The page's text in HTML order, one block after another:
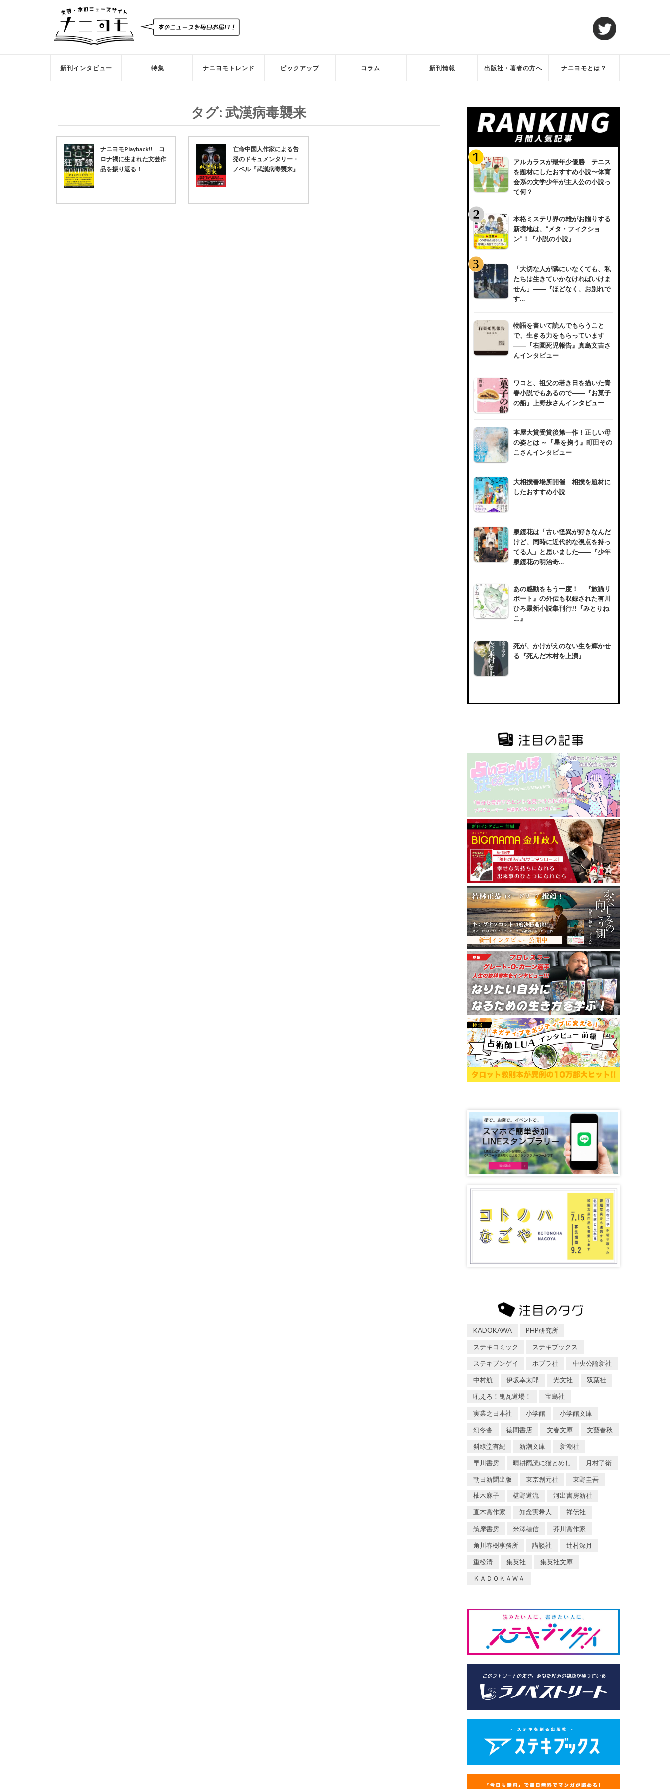
新刊インタビュー 特集 ナニヨモトレンド ピックアップ コラム 新刊情報 出版社・著者の方へ ナニヨモとは？
タグ:武漢病毒襲来
ナニヨモPlayback!! コ
ロナ禍に生まれた文芸作
品を振り返る！
亡命中国人作家による告
発のドキュメンタリー・
ノベル『武漢病毒襲来』
アルカラスが最年少優勝 テニス
を題材にしたおすすめ小説〜体育
会系の文学少年が主人公の小説っ
て何？
本格ミステリ界の雄がお贈りする
新境地は、“メタ・フィクショ
ン”！『小説の小説』
「大切な人が隣にいなくても、私
たちは生きていかなければいけま
せん」――『ほどなく、お別れで
す…
物語を書いて読んでもらうこと
で、生きる力をもらっています
――『右園死児報告』真島文吉さ
んインタビュー
ワコと、祖父の若き日を描いた青
春小説でもあるので――『お菓子
の船』上野歩さんインタビュー
本屋大賞受賞後第一作！正しい母
の姿とは ～『星を掬う』町田その
こさんインタビュー
大相撲春場所開催 相撲を題材に
したおすすめ小説
泉鏡花は「古い怪異が好きなんだ
けど、同時に近代的な視点を持っ
てる人」と思いました――『少年
泉鏡花の明治奇…
あの感動をもう一度！ 『旅猫リ
ポート』の外伝も収録された有川
ひろ最新小説集刊行!!『みとりね
こ』
死が、かけがえのない生を輝かせ
る『死んだ木村を上演』
KADOKAWA PHP研究所
ステキコミック ステキブックス
ステキブンゲイ ポプラ社 中央公論新社
中村航 伊坂幸太郎 光文社 双葉社
吼えろ！鬼瓦道場！ 宝島社
実業之日本社 小学館 小学館文庫
幻冬舎 徳間書店 文春文庫 文藝春秋
斜線堂有紀 新潮文庫 新潮社
早川書房 晴耕雨読に猫とめし 月村了衛
朝日新聞出版 東京創元社 東野圭吾
柚木麻子 椹野道流 河出書房新社
直木賞作家 知念実希人 祥伝社
筑摩書房 米澤穂信 芥川賞作家
角川春樹事務所 講談社 辻村深月
重松清 集英社 集英社文庫
ＫＡＤＯＫＡＷＡ